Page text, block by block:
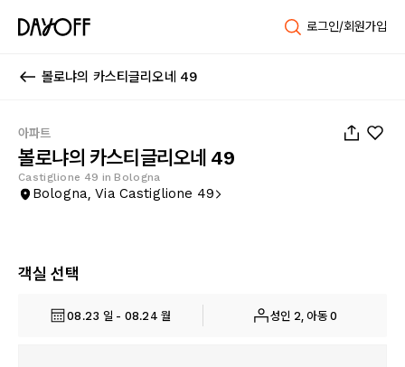
로그인/회원가입
볼로냐의 카스티글리오네 49
아파트
볼로냐의 카스티글리오네 49
Castiglione 49 in Bologna
Bologna, Via Castiglione 49
객실 선택
08.23 일 - 08.24 월 성인 2, 아동 0